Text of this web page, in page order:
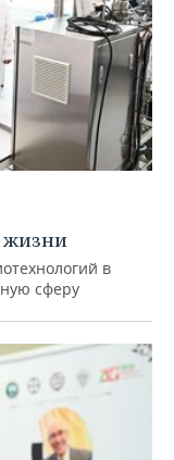
жизни
в
сферу